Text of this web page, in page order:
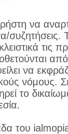
να
συζητήσεις.
τις
να
νόμους.
το
του